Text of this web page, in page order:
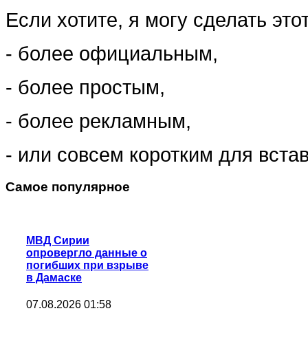
Если хотите, я могу сделать
- более официальным,
- более простым,
- более рекламным,
- или совсем коротким для
Самое популярное
МВД Сирии
опровергло данные о
погибших при взрыве
в Дамаске
07.08.2026 01:58